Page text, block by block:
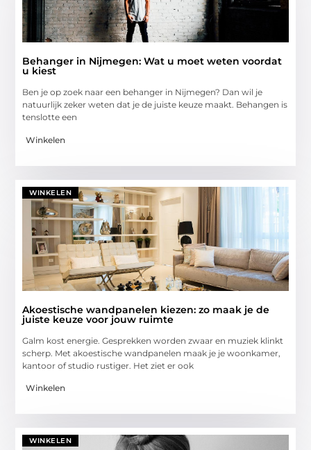
Behanger in Nijmegen: Wat u moet weten voordat
u kiest
Ben je op zoek naar een behanger in Nijmegen? Dan wil je
natuurlijk zeker weten dat je de juiste keuze maakt. Behangen is
tenslotte een
Winkelen
WINKELEN
Akoestische wandpanelen kiezen: zo maak je de
juiste keuze voor jouw ruimte
Galm kost energie. Gesprekken worden zwaar en muziek klinkt
scherp. Met akoestische wandpanelen maak je je woonkamer,
kantoor of studio rustiger. Het ziet er ook
Winkelen
WINKELEN